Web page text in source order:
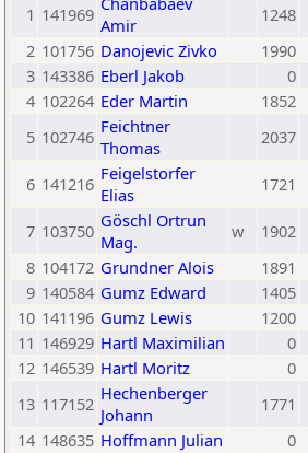
1 141969 Amir
1248
2 101756 Danojevic Zivko 1990
3 143386 Eberl Jakob 0
4 102264 Eder Martin 1852
5 102746 Feichtner
Thomas
2037
6 141216 Feigelstorfer
Elias
1721
7 103750 Göschl Ortrun
Mag.
w 1902
8 104172 Grundner Alois 1891
9 140584 Gumz Edward 1405
10 141196 Gumz Lewis 1200
11 146929 Hartl Maximilian 0
12 146539 Hartl Moritz 0
13 117152 Hechenberger
Johann
1771
14 148635 Hoffmann Julian 0